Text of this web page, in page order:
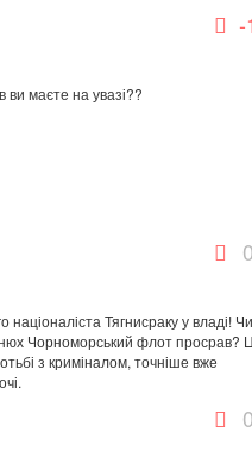
-
ви маєте на увазі??
Тягнисраку у владі! Чи
Чорноморський флот просрав?
з криміналом, точніше вже